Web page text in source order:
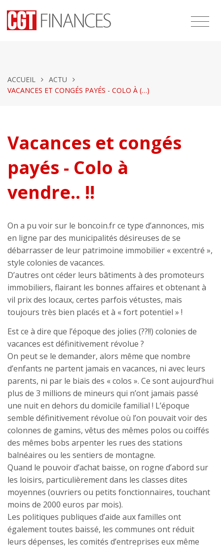
ACCUEIL
ACTU
VACANCES ET CONGÉS PAYÉS - COLO À (…)
Vacances et congés
payés - Colo à
vendre.. !!
On a pu voir sur le boncoin.fr ce type d’annonces, mis
en ligne par des municipalités désireuses de se
débarrasser de leur patrimoine immobilier « excentré »,
style colonies de vacances.
D’autres ont céder leurs bâtiments à des promoteurs
immobiliers, flairant les bonnes affaires et obtenant à
vil prix des locaux, certes parfois vétustes, mais
toujours très bien placés et à « fort potentiel » !
Est ce à dire que l’époque des jolies (??!!) colonies de
vacances est définitivement révolue ?
On peut se le demander, alors même que nombre
d’enfants ne partent jamais en vacances, ni avec leurs
parents, ni par le biais des « colos ». Ce sont aujourd’hui
plus de 3 millions de mineurs qui n’ont jamais passé
une nuit en dehors du domicile familial ! L’époque
semble définitivement révolue où l’on pouvait voir des
colonnes de gamins, vêtus des mêmes polos ou coiffés
des mêmes bobs arpenter les rues des stations
balnéaires ou les sentiers de montagne.
Quand le pouvoir d’achat baisse, on rogne d’abord sur
les loisirs, particulièrement dans les classes dites
moyennes (ouvriers ou petits fonctionnaires, touchant
moins de 2000 euros par mois).
Les politiques publiques d’aide aux familles ont
également toutes baissé, les communes ont réduit
leurs dépenses, les comités d’entreprises eux même